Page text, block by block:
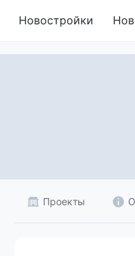
Новостройки
Проекты